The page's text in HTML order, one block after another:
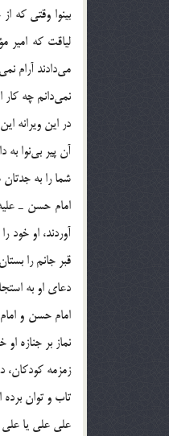
بينوا وقتي كه
لياقت كه امير
مي‌دادند آرام
نمي‌دانم چه كار
در اين ويرانه
آن پير بي‌نوا
شما را به جدتان
امام حسن ـ
آوردند، او
قبر جانم را
دعاي او به
امام حسن و
نماز بر جنازه
زمزمه كودكان،
تاب و توان
علي علي يا